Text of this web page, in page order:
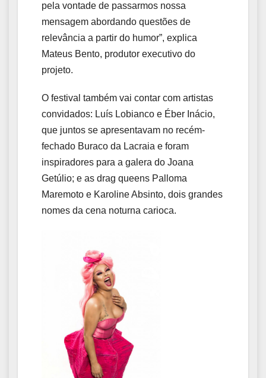
pela vontade de passarmos nossa
mensagem abordando questões de
relevância a partir do humor”, explica
Mateus Bento, produtor executivo do
projeto.
O festival também vai contar com artistas
convidados: Luís Lobianco e Éber Inácio,
que juntos se apresentavam no recém-
fechado Buraco da Lacraia e foram
inspiradores para a galera do Joana
Getúlio; e as drag queens Palloma
Maremoto e Karoline Absinto, dois grandes
nomes da cena noturna carioca.